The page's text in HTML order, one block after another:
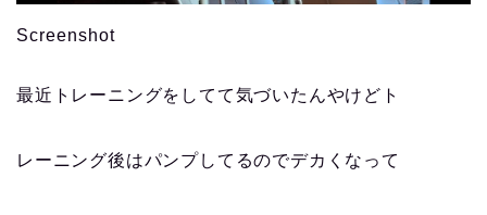
Screenshot
最近トレーニングをしてて気づいたんやけどト
レーニング後はパンプしてるのでデカくなって